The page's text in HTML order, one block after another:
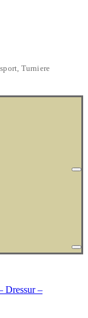
Turniere
Dressur –